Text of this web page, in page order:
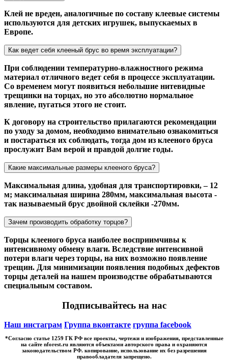
Клей не вреден, аналогичные по составу клеевые системы
используются для детских игрушек, выпускаемых в
Европе.
Как ведет себя клееный брус во время эксплуатации?
При соблюдении температурно-влажностного режима
материал отличного ведет себя в процессе эксплуатации.
Со временем могут появиться небольшие нитевидные
трещинки на торцах, но это абсолютно нормальное
явление, пугаться этого не стоит.
К договору на строительство прилагаются рекомендации
по уходу за домом, необходимо внимательно ознакомиться
и постараться их соблюдать, тогда дом из клееного бруса
прослужит Вам верой и правдой долгие годы.
Какие максимальные размеры клееного бруса?
Максимальная длина, удобная для транспортировки, – 12
м; максимальная ширина 280мм, максимальная высота -
так называемый брус двойной склейки -270мм.
Зачем производить обработку торцов?
Торцы клееного бруса наиболее восприимчивы к
интенсивному обмену влаги. Вследствие интенсивной
потери влаги через торцы, на них возможно появление
трещин. Для минимизации появления подобных дефектов
торцы деталей на нашем производстве обрабатываются
специальным составом.
Подписывайтесь на нас
Наш инстаграм Группа вконтакте группа facebook
*Cогласно статье 1259 ГК РФ все проекты, чертежи и изображения, представленные
на сайте nforest.ru являются объектами авторского права и охраняются
законодательством РФ. копирование, использование их без разрешения
правообладателя запрещено.